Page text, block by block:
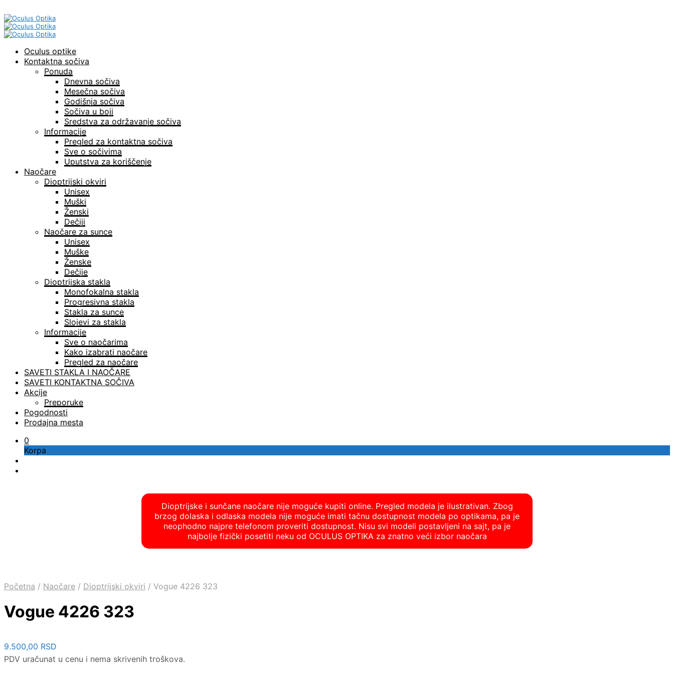
Oculus optike
Kontaktna sočiva
Ponuda
Dnevna sočiva
Mesečna sočiva
Godišnja sočiva
Sočiva u boji
Sredstva za održavanje sočiva
Informacije
Pregled za kontaktna sočiva
Sve o sočivima
Uputstva za koriščenje
Naočare
Dioptrijski okviri
Unisex
Muški
Ženski
Dečiji
Naočare za sunce
Unisex
Muške
Ženske
Dečije
Dioptrijska stakla
Monofokalna stakla
Progresivna stakla
Stakla za sunce
Slojevi za stakla
Informacije
Sve o naočarima
Kako izabrati naočare
Pregled za naočare
SAVETI STAKLA I NAOČARE
SAVETI KONTAKTNA SOČIVA
Akcije
Preporuke
Pogodnosti
Prodajna mesta
0
Korpa
Dioptrijske i sunčane naočare nije moguće kupiti online. Pregled modela je ilustrativan. Zbog
brzog dolaska i odlaska modela nije moguće imati tačnu dostupnost modela po optikama, pa je
neophodno najpre telefonom proveriti dostupnost. Nisu svi modeli postavljeni na sajt, pa je
najbolje fizički posetiti neku od OCULUS OPTIKA za znatno veći izbor naočara
Početna / Naočare / Dioptrijski okviri / Vogue 4226 323
Vogue 4226 323
9.500,00 RSD
PDV uračunat u cenu i nema skrivenih troškova.